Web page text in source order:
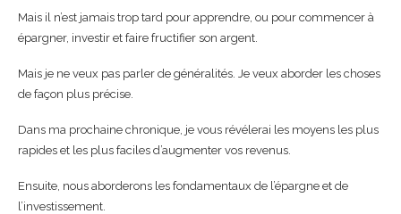
Mais il n’est jamais trop tard pour apprendre, ou pour commencer à
épargner, investir et faire fructifier son argent.
Mais je ne veux pas parler de généralités. Je veux aborder les choses
de façon plus précise.
Dans ma prochaine chronique, je vous révélerai les moyens les plus
rapides et les plus faciles d’augmenter vos revenus.
Ensuite, nous aborderons les fondamentaux de l’épargne et de
l’investissement.